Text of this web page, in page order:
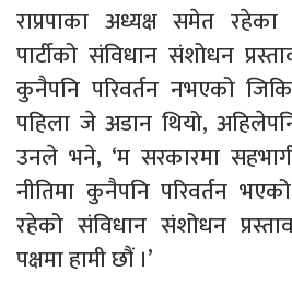
राप्रपाका अध्यक्ष समेत
पार्टीको संविधान संशोधन
कुनैपनि परिवर्तन नभएको
पहिला जे अडान थियो,
उनले भने, ‘म सरकारमा सहभागी
नीतिमा कुनैपनि परिवर्तन
रहेको संविधान संशोधन
पक्षमा हामी छौं ।’